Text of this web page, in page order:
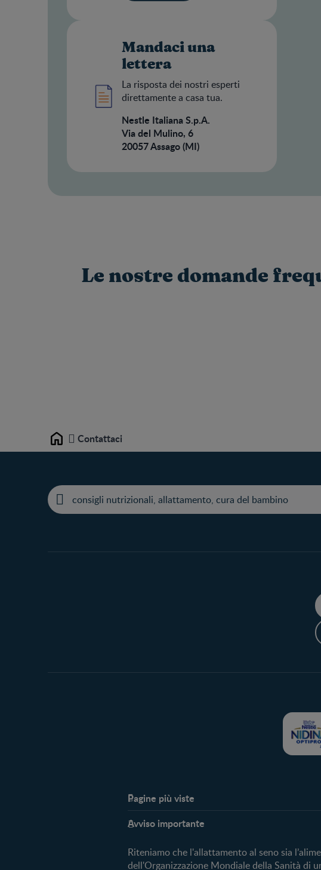
Mandaci una
lettera
La risposta dei nostri esperti
direttamente a casa tua.
Nestle Italiana S.p.A.
Via del Mulino, 6
20057 Assago (MI)
Le nostre domande
Home Contattaci
Pagine più viste​
My Expert
FAQ
Contattaci
Avviso importante
Riteniamo che l'allattamento al seno sia
dell'Organizzazione Mondiale della Sanità di